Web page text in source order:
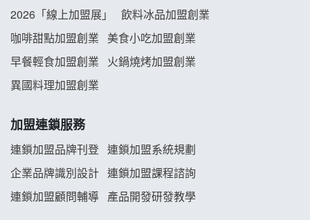
龍涎居好湯加盟說明會
義氣豐發雞加盟說明會
Mr.Wish加盟說明會
2026「線上加盟展」
飲料冰品加盟創業
咖啡甜點加盟創業
美食小吃加盟創業
早餐輕食加盟創業
火鍋燒烤加盟創業
異國料理加盟創業
加盟連鎖服務
連鎖加盟品牌刊登 連鎖加盟系統規劃
企業品牌識別設計 連鎖加盟課程諮詢
連鎖加盟顧問輔導 產品開發研發教學